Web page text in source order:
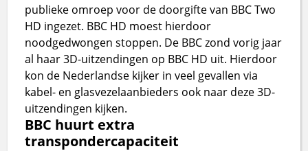
publieke omroep voor de doorgifte van BBC Two
HD ingezet. BBC HD moest hierdoor
noodgedwongen stoppen. De BBC zond vorig jaar
al haar 3D-uitzendingen op BBC HD uit. Hierdoor
kon de Nederlandse kijker in veel gevallen via
kabel- en glasvezelaanbieders ook naar deze 3D-
uitzendingen kijken.
BBC huurt extra
transpondercapaciteit